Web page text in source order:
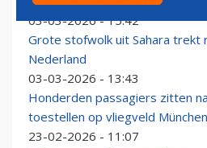
03-03-2026 - 15:42
Grote stofwolk uit Sahara trekt
Nederland
03-03-2026 - 13:43
Honderden passagiers zitten
toestellen op vliegveld München
23-02-2026 - 11:07